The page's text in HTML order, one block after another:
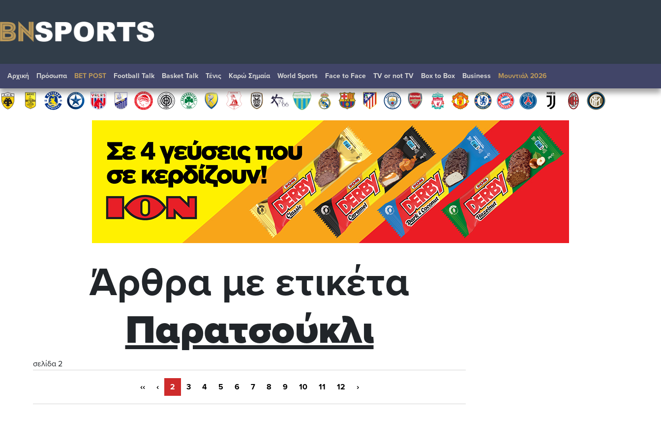
Αρχική Πρόσωπα BET POST Football Talk Basket Talk Τένις Καρώ Σημαία World Sports Face to Face TV or not TV Box to Box Βusiness Μουντιάλ 2026
Άρθρα με ετικέτα
Παρατσούκλι
σελίδα 2
‹‹ ‹ 2 3 4 5 6 7 8 9 10 11 12 ›